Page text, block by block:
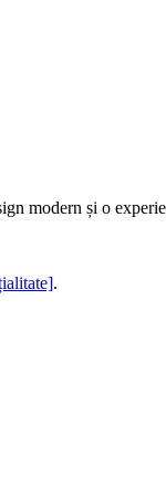
modern și o
.